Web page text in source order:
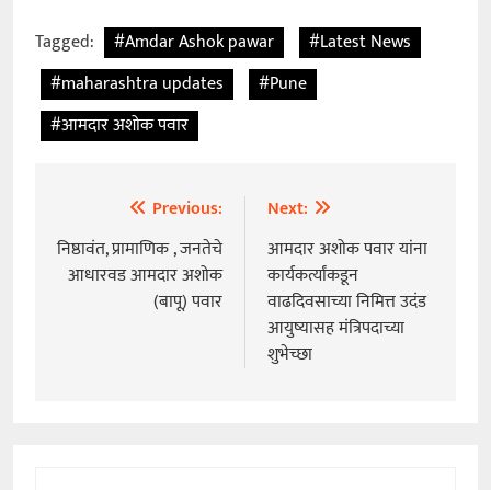
Tagged: #Amdar Ashok pawar
#Latest News
#maharashtra updates
#Pune
#आमदार अशोक पवार
navigation
Previous:
निष्ठावंत, प्रामाणिक , जनतेचे
आधारवड आमदार अशोक
(बापू) पवार
Next:
आमदार अशोक पवार यांना
कार्यकर्त्यांकडून
वाढदिवसाच्या निमित्त उदंड
आयुष्यासह मंत्रिपदाच्या
शुभेच्छा